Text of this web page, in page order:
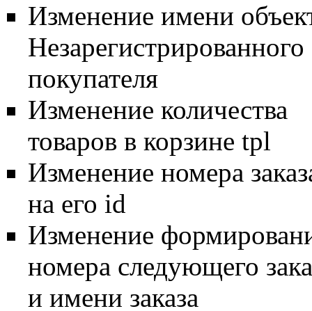
Изменение имени
Незарегистрированного
покупателя
Изменение количества
товаров в корзине tpl
Изменение номера
на его id
Изменение
номера следующего
и имени заказа